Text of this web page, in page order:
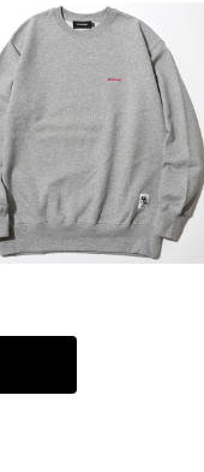
/ LOGO SWEAT
¥7,500
SOLD OUT